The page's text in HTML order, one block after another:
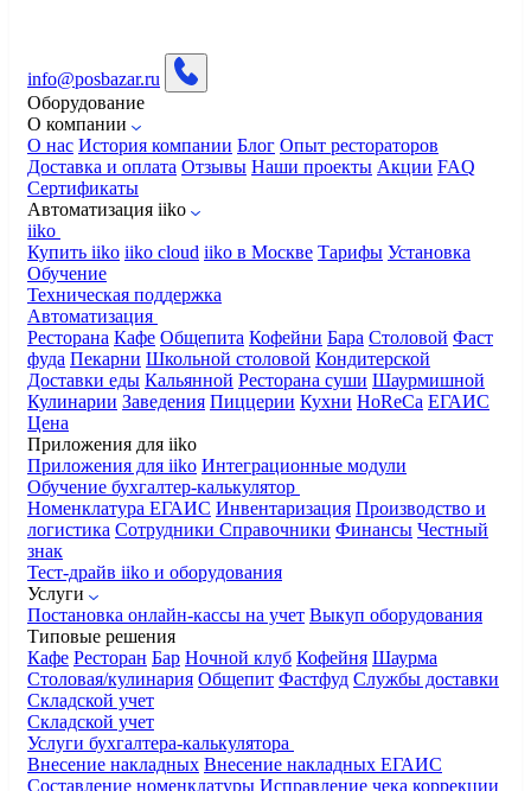
info@posbazar.ru
Оборудование
О компании
О нас История компании Блог Опыт рестораторов
Доставка и оплата Отзывы Наши проекты Акции FAQ
Сертификаты
Автоматизация iiko
iiko
Купить iiko iiko cloud iiko в Москве Тарифы Установка
Обучение
Техническая поддержка
Автоматизация
Ресторана Кафе Общепита Кофейни Бара Столовой Фаст
фуда Пекарни Школьной столовой Кондитерской
Доставки еды Кальянной Ресторана суши Шаурмишной
Кулинарии Заведения Пиццерии Кухни HoReCa ЕГАИС
Цена
Приложения для iiko
Приложения для iiko Интеграционные модули
Обучение бухгалтер-калькулятор
Номенклатура ЕГАИС Инвентаризация Производство и
логистика Сотрудники Справочники Финансы Честный
знак
Тест-драйв iiko и оборудования
Услуги
Постановка онлайн-кассы на учет Выкуп оборудования
Типовые решения
Кафе Ресторан Бар Ночной клуб Кофейня Шаурма
Столовая/кулинария Общепит Фастфуд Службы доставки
Складской учет
Складской учет
Услуги бухгалтера-калькулятора
Внесение накладных Внесение накладных ЕГАИС
Составление номенклатуры Исправление чека коррекции